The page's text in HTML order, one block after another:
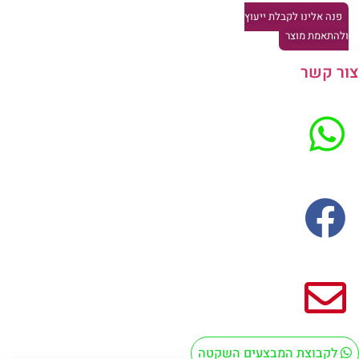
פנה אלינו לקבלת ייעוץ
מוצר
קשר
לקבוצת המבצעים השקטה